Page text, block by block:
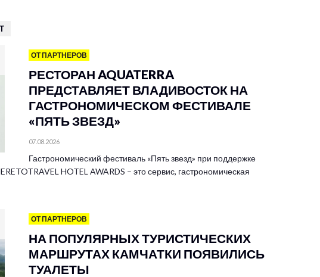
ОТ ПАРТНЕРОВ
РЕСТОРАН AQUATERRA
ПРЕДСТАВЛЯЕТ ВЛАДИВОСТОК НА
ГАСТРОНОМИЧЕСКОМ ФЕСТИВАЛЕ
«ПЯТЬ ЗВЕЗД»
07.08.2026
Гастрономический фестиваль «Пять звезд» при поддержке
HOTEL AWARDS – это сервис, гастрономическая
ОТ ПАРТНЕРОВ
НА ПОПУЛЯРНЫХ ТУРИСТИЧЕСКИХ
МАРШРУТАХ КАМЧАТКИ ПОЯВИЛИСЬ
ТУАЛЕТЫ